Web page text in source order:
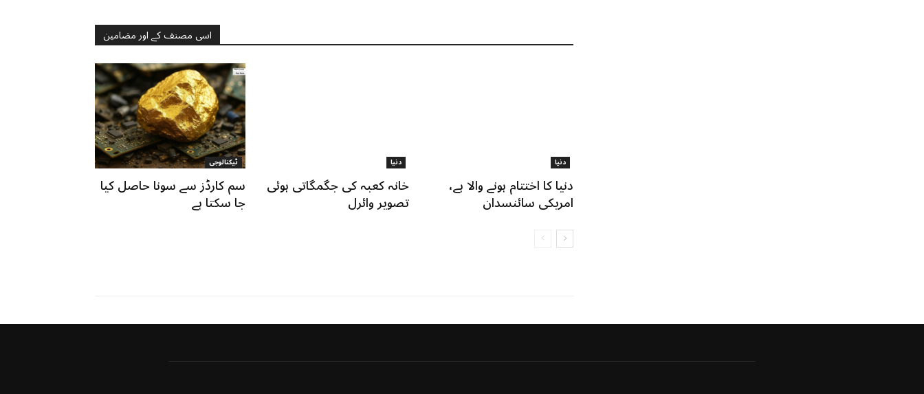
اسی مصنف کے اور مضامین
ٹیکنالوجی
سم کارڈز سے سونا حاصل کیا
جا سکتا ہے
دنیا
خانہ کعبہ کی جگمگاتی ہوئی
تصویر وائرل
دنیا
دنیا کا اختتام ہونے والا ہے،
امریکی سائنسدان